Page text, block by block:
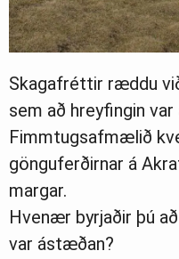
Skagafréttir ræddu
sem að hreyfingin
Fimmtugsafmælið
gönguferðirnar á
margar.
Hvenær byrjaðir þú
var ástæðan?